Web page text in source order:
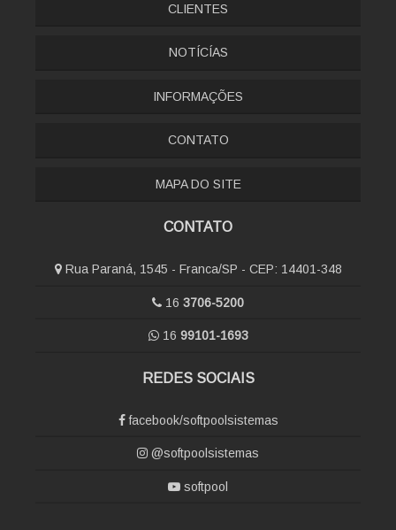
CLIENTES
NOTÍCÍAS
INFORMAÇÕES
CONTATO
MAPA DO SITE
CONTATO
Rua Paraná, 1545 - Franca/SP - CEP: 14401-348
16 3706-5200
16 99101-1693
REDES SOCIAIS
facebook/softpoolsistemas
@softpoolsistemas
softpool